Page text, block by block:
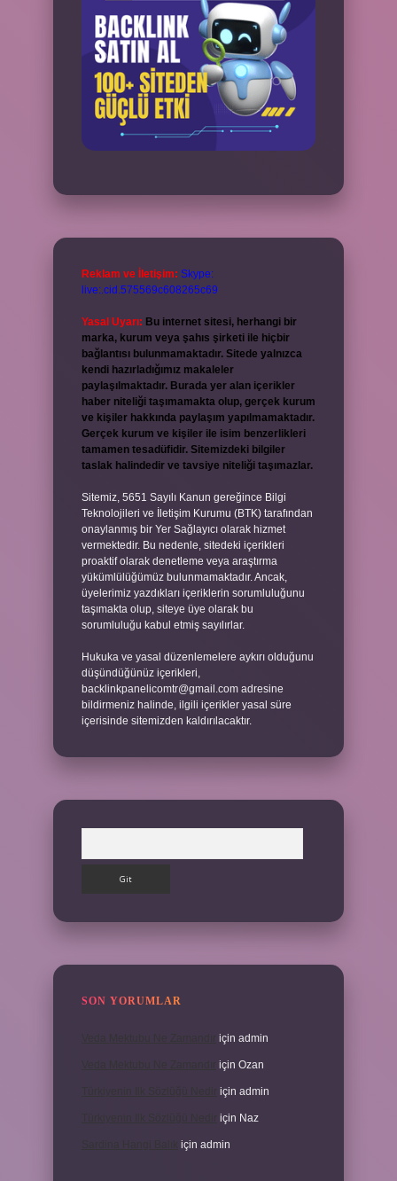
Reklam ve İletişim: Skype:
live:.cid.575569c608265c69
Yasal Uyarı: Bu internet sitesi, herhangi bir
marka, kurum veya şahıs şirketi ile hiçbir
bağlantısı bulunmamaktadır. Sitede yalnızca
kendi hazırladığımız makaleler
paylaşılmaktadır. Burada yer alan içerikler
haber niteliği taşımamakta olup, gerçek kurum
ve kişiler hakkında paylaşım yapılmamaktadır.
Gerçek kurum ve kişiler ile isim benzerlikleri
tamamen tesadüfidir. Sitemizdeki bilgiler
taslak halindedir ve tavsiye niteliği taşımazlar.
Sitemiz, 5651 Sayılı Kanun gereğince Bilgi
Teknolojileri ve İletişim Kurumu (BTK) tarafından
onaylanmış bir Yer Sağlayıcı olarak hizmet
vermektedir. Bu nedenle, sitedeki içerikleri
proaktif olarak denetleme veya araştırma
yükümlülüğümüz bulunmamaktadır. Ancak,
üyelerimiz yazdıkları içeriklerin sorumluluğunu
taşımakta olup, siteye üye olarak bu
sorumluluğu kabul etmiş sayılırlar.
Hukuka ve yasal düzenlemelere aykırı olduğunu
düşündüğünüz içerikleri,
backlinkpanelicomtr@gmail.com adresine
bildirmeniz halinde, ilgili içerikler yasal süre
içerisinde sitemizden kaldırılacaktır.
SON YORUMLAR
için admin
için Ozan
Türkiyenin Ilk Sözlüğü Nedir için admin
Türkiyenin Ilk Sözlüğü Nedir için Naz
için admin